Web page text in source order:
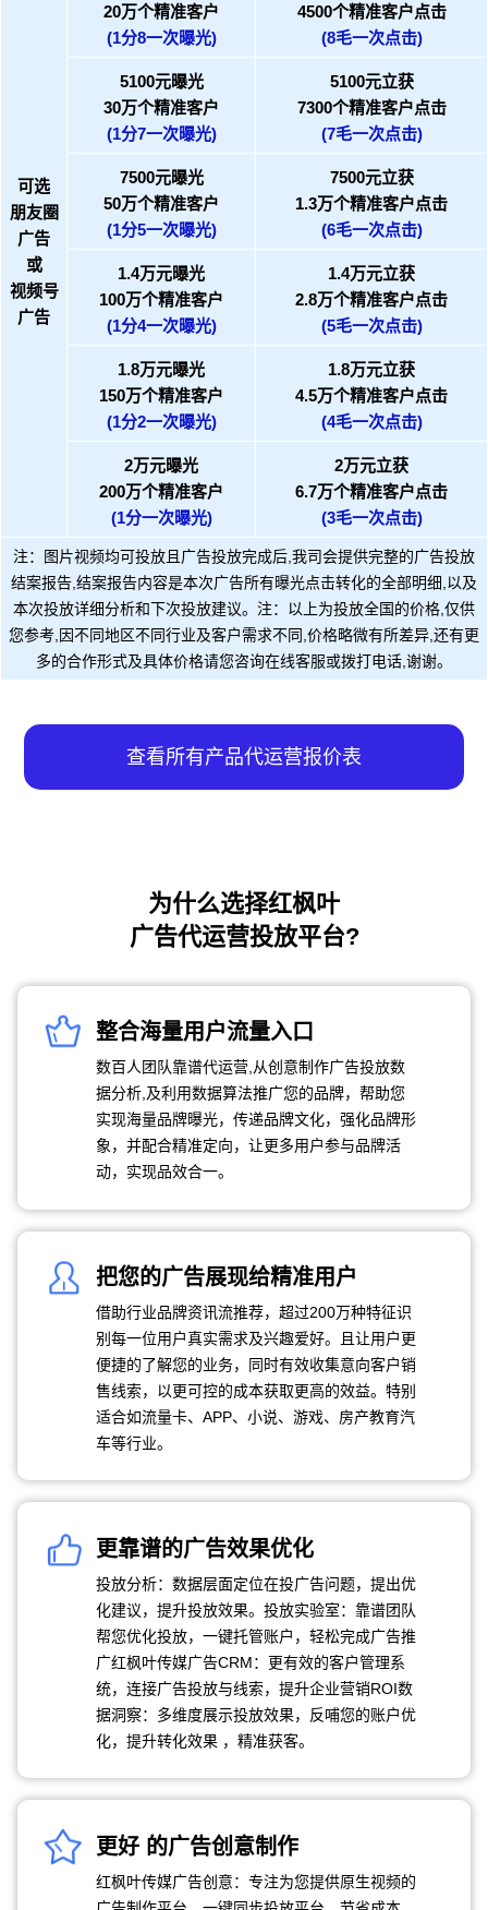
可选
朋友圈
广告
或
视频号
广告
20万个精准客户
(1分8一次曝光)
4500个精准客户点击
(8毛一次点击)
5100元曝光
30万个精准客户
(1分7一次曝光)
5100元立获
7300个精准客户点击
(7毛一次点击)
7500元曝光
50万个精准客户
(1分5一次曝光)
7500元立获
1.3万个精准客户点击
(6毛一次点击)
1.4万元曝光
100万个精准客户
(1分4一次曝光)
1.4万元立获
2.8万个精准客户点击
(5毛一次点击)
1.8万元曝光
150万个精准客户
(1分2一次曝光)
1.8万元立获
4.5万个精准客户点击
(4毛一次点击)
2万元曝光
200万个精准客户
(1分一次曝光)
2万元立获
6.7万个精准客户点击
(3毛一次点击)
注：图片视频均可投放且广告投放完成后,我司会提供完整的广告投放
结案报告,结案报告内容是本次广告所有曝光点击转化的全部明细,以及
本次投放详细分析和下次投放建议。注：以上为投放全国的价格,仅供
您参考,因不同地区不同行业及客户需求不同,价格略微有所差异,还有更
多的合作形式及具体价格请您咨询在线客服或拨打电话,谢谢。
查看所有产品代运营报价表
为什么选择红枫叶
广告代运营投放平台?
整合海量用户流量入口
数百人团队靠谱代运营,从创意制作广告投放数
据分析,及利用数据算法推广您的品牌，帮助您
实现海量品牌曝光，传递品牌文化，强化品牌形
象，并配合精准定向，让更多用户参与品牌活
动，实现品效合一。
把您的广告展现给精准用户
借助行业品牌资讯流推荐，超过200万种特征识
别每一位用户真实需求及兴趣爱好。且让用户更
便捷的了解您的业务，同时有效收集意向客户销
售线索，以更可控的成本获取更高的效益。特别
适合如流量卡、APP、小说、游戏、房产教育汽
车等行业。
更靠谱的广告效果优化
投放分析：数据层面定位在投广告问题，提出优
化建议，提升投放效果。投放实验室：靠谱团队
帮您优化投放，一键托管账户，轻松完成广告推
广红枫叶传媒广告CRM：更有效的客户管理系
统，连接广告投放与线索，提升企业营销ROI数
据洞察：多维度展示投放效果，反哺您的账户优
化，提升转化效果 ，精准获客。
更好 的广告创意制作
红枫叶传媒广告创意：专注为您提供原生视频的